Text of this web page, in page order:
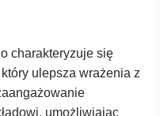
charakteryzuje się
ulepsza wrażenia z
umożliwiając